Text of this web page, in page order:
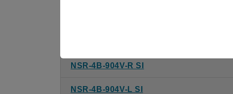
NSR-4B-904V-R SI
NSR-4B-904V-L SI